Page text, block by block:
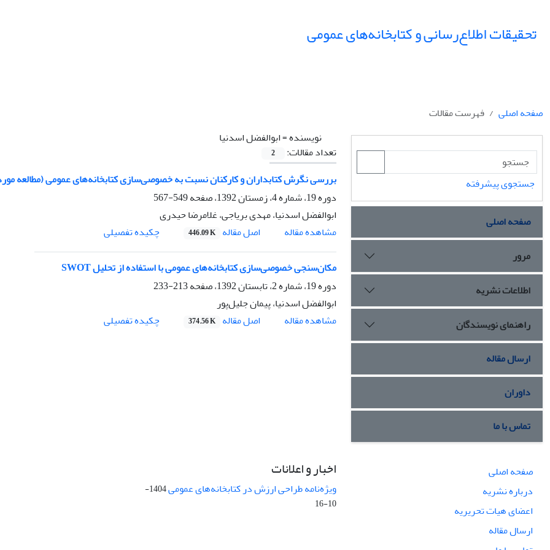
تحقیقات اطلاع‌رسانی و کتابخانه‌های عمومی
صفحه اصلی
فهرست مقالات
نویسنده =ابوالفضل اسدنیا
تعداد مقالات:
2
بررسی نگرش کتابداران و کارکنان نسبت به خصوصی‌سازی کتابخانه‌های عمومی (مطالعه
دوره 19، شماره 4، زمستان 1392، صفحه
549-567
ابوالفضل اسدنیا، مهدی بریاجی، غلامرضا حیدری
مشاهده مقاله
اصل مقاله 446.09 K
چکیده تفصیلی
مکان‌سنجی خصوصی‌سازی کتابخانه‌های عمومی با استفاده از تحلیل SWOT
دوره 19، شماره 2، تابستان 1392، صفحه
213-233
ابوالفضل اسدنیا، پیمان جلیل‌پور
مشاهده مقاله
اصل مقاله 374.56 K چکیده تفصیلی
جستجوی پیشرفته
صفحه اصلی
مرور
اطلاعات نشریه
راهنمای نویسندگان
ارسال مقاله
داوران
تماس با ما
صفحه اصلی
درباره نشریه
اعضای هیات تحریریه
ارسال مقاله
اخبار و اعلانات
ویژه‌نامه طراحی ارزش در کتابخانه‌های عمومی
1404-
10-16